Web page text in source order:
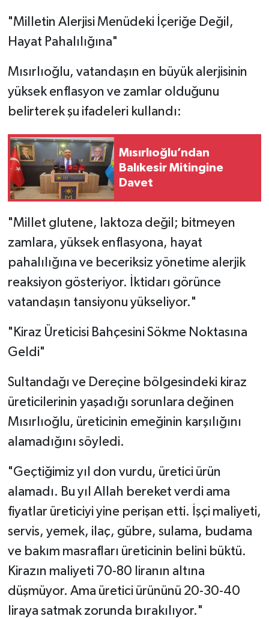
"Milletin Alerjisi Menüdeki İçeriğe Değil,
Hayat Pahalılığına"
Mısırlıoğlu, vatandaşın en büyük alerjisinin
yüksek enflasyon ve zamlar olduğunu
belirterek şu ifadeleri kullandı:
Mısırlıoğlu’ndan
Balıkesir Mitingine
Davet
"Millet glutene, laktoza değil; bitmeyen
zamlara, yüksek enflasyona, hayat
pahalılığına ve beceriksiz yönetime alerjik
reaksiyon gösteriyor. İktidarı görünce
vatandaşın tansiyonu yükseliyor."
"Kiraz Üreticisi Bahçesini Sökme Noktasına
Geldi"
Sultandağı ve Dereçine bölgesindeki kiraz
üreticilerinin yaşadığı sorunlara değinen
Mısırlıoğlu, üreticinin emeğinin karşılığını
alamadığını söyledi.
"Geçtiğimiz yıl don vurdu, üretici ürün
alamadı. Bu yıl Allah bereket verdi ama
fiyatlar üreticiyi yine perişan etti. İşçi maliyeti,
servis, yemek, ilaç, gübre, sulama, budama
ve bakım masrafları üreticinin belini büktü.
Kirazın maliyeti 70-80 liranın altına
düşmüyor. Ama üretici ürününü 20-30-40
liraya satmak zorunda bırakılıyor."